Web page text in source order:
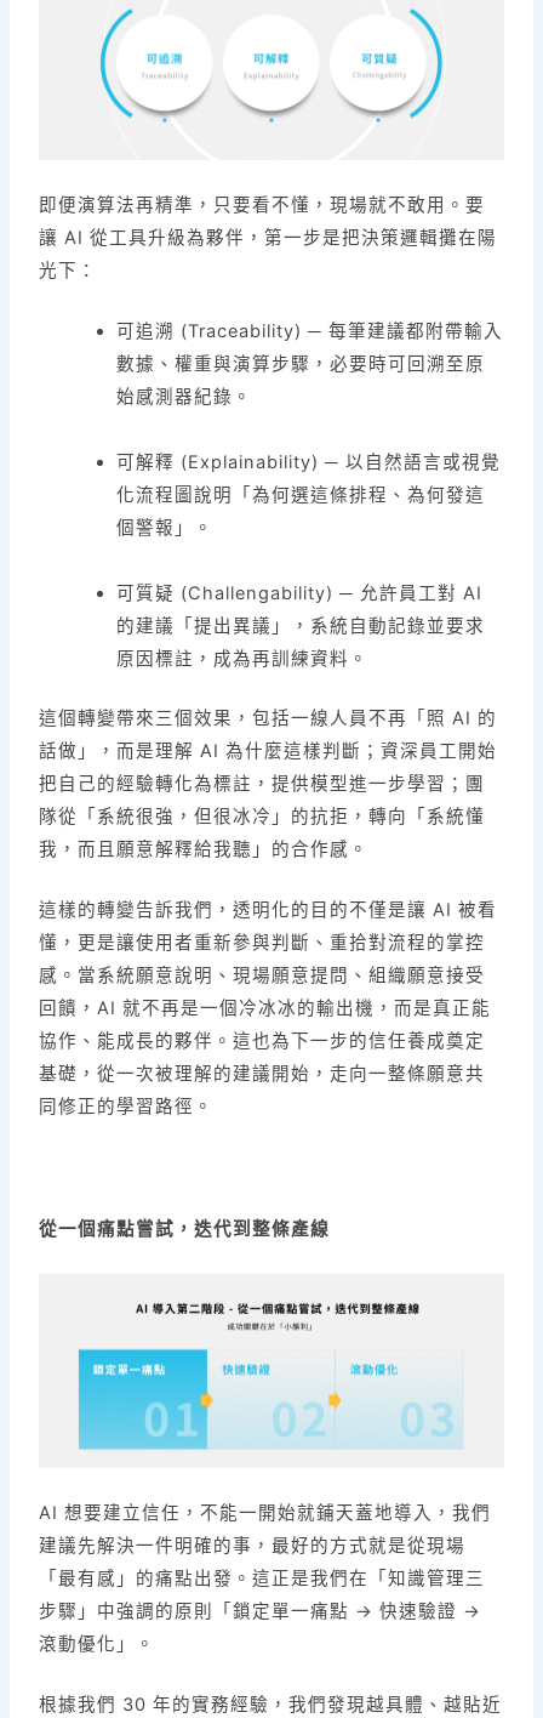
即便演算法再精準，只要看不懂，現場就不敢用。要
讓 AI 從工具升級為夥伴，第一步是把決策邏輯攤在陽
光下：
可追溯 (Traceability) ─ 每筆建議都附帶輸入
數據、權重與演算步驟，必要時可回溯至原
始感測器紀錄。
可解釋 (Explainability) ─ 以自然語言或視覺
化流程圖說明「為何選這條排程、為何發這
個警報」。
可質疑 (Challengability) ─ 允許員工對 AI
的建議「提出異議」，系統自動記錄並要求
原因標註，成為再訓練資料。
這個轉變帶來三個效果，包括一線人員不再「照 AI 的
話做」，而是理解 AI 為什麼這樣判斷；資深員工開始
把自己的經驗轉化為標註，提供模型進一步學習；團
隊從「系統很強，但很冰冷」的抗拒，轉向「系統懂
我，而且願意解釋給我聽」的合作感。
這樣的轉變告訴我們，透明化的目的不僅是讓 AI 被看
懂，更是讓使用者重新參與判斷、重拾對流程的掌控
感。當系統願意說明、現場願意提問、組織願意接受
回饋，AI 就不再是一個冷冰冰的輸出機，而是真正能
協作、能成長的夥伴。這也為下一步的信任養成奠定
基礎，從一次被理解的建議開始，走向一整條願意共
同修正的學習路徑。
從一個痛點嘗試，迭代到整條產線
AI 想要建立信任，不能一開始就鋪天蓋地導入，我們
建議先解決一件明確的事，最好的方式就是從現場
「最有感」的痛點出發。這正是我們在「知識管理三
步驟」中強調的原則「鎖定單一痛點 → 快速驗證 →
滾動優化」。
根據我們 30 年的實務經驗，我們發現越具體、越貼近